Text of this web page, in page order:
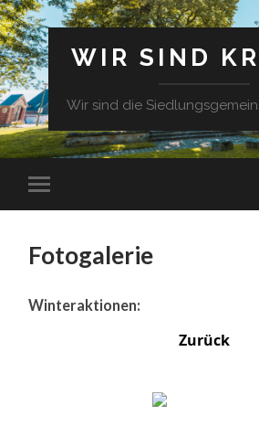
WIR SIND
Wir sind die
Fotogalerie
Winteraktionen:
Zurück